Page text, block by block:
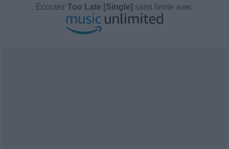
Écoutez Too Late [Single] sans limite avec